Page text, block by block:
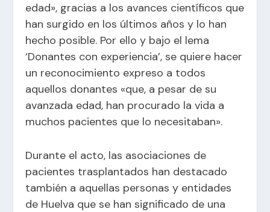
edad», gracias a los avances científicos que
han surgido en los últimos años y lo han
hecho posible. Por ello y bajo el lema
‘Donantes con experiencia’, se quiere hacer
un reconocimiento expreso a todos
aquellos donantes «que, a pesar de su
avanzada edad, han procurado la vida a
muchos pacientes que lo necesitaban».
Durante el acto, las asociaciones de
pacientes trasplantados han destacado
también a aquellas personas y entidades
de Huelva que se han significado de una